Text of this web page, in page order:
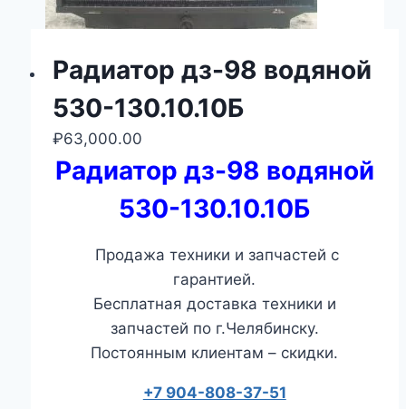
Радиатор дз-98 водяной
530-130.10.10Б
₽63,000.00
Радиатор дз-98 водяной
530-130.10.10Б
Продажа техники и запчастей с
гарантией.
Бесплатная доставка техники и
запчастей по г.Челябинску.
Постоянным клиентам – скидки.
+7 904-808-37-51